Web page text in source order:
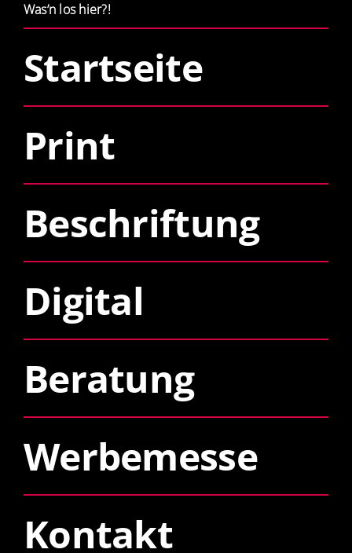
Was’n los hier?!
Startseite
Print
Beschriftung
Digital
Beratung
Werbemesse
Kontakt